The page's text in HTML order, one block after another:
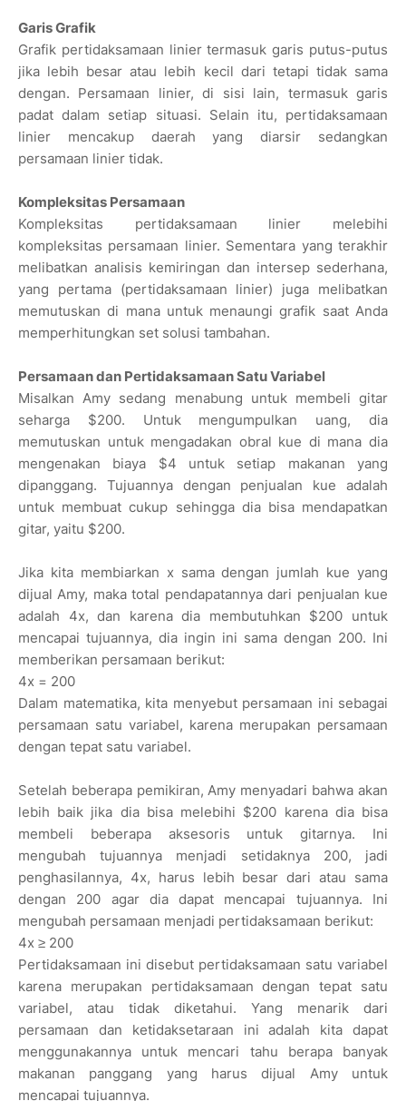
Garis Grafik
Grafik pertidaksamaan linier termasuk garis putus-putus
jika lebih besar atau lebih kecil dari tetapi tidak sama
dengan. Persamaan linier, di sisi lain, termasuk garis
padat dalam setiap situasi. Selain itu, pertidaksamaan
linier mencakup daerah yang diarsir sedangkan
persamaan linier tidak.
Kompleksitas Persamaan
Kompleksitas pertidaksamaan linier melebihi
kompleksitas persamaan linier. Sementara yang terakhir
melibatkan analisis kemiringan dan intersep sederhana,
yang pertama (pertidaksamaan linier) juga melibatkan
memutuskan di mana untuk menaungi grafik saat Anda
memperhitungkan set solusi tambahan.
Persamaan dan Pertidaksamaan Satu Variabel
Misalkan Amy sedang menabung untuk membeli gitar
seharga $200. Untuk mengumpulkan uang, dia
memutuskan untuk mengadakan obral kue di mana dia
mengenakan biaya $4 untuk setiap makanan yang
dipanggang. Tujuannya dengan penjualan kue adalah
untuk membuat cukup sehingga dia bisa mendapatkan
gitar, yaitu $200.
Jika kita membiarkan x sama dengan jumlah kue yang
dijual Amy, maka total pendapatannya dari penjualan kue
adalah 4x, dan karena dia membutuhkan $200 untuk
mencapai tujuannya, dia ingin ini sama dengan 200. Ini
memberikan persamaan berikut:
4x = 200
Dalam matematika, kita menyebut persamaan ini sebagai
persamaan satu variabel, karena merupakan persamaan
dengan tepat satu variabel.
Setelah beberapa pemikiran, Amy menyadari bahwa akan
lebih baik jika dia bisa melebihi $200 karena dia bisa
membeli beberapa aksesoris untuk gitarnya. Ini
mengubah tujuannya menjadi setidaknya 200, jadi
penghasilannya, 4x, harus lebih besar dari atau sama
dengan 200 agar dia dapat mencapai tujuannya. Ini
mengubah persamaan menjadi pertidaksamaan berikut:
4x ≥ 200
Pertidaksamaan ini disebut pertidaksamaan satu variabel
karena merupakan pertidaksamaan dengan tepat satu
variabel, atau tidak diketahui. Yang menarik dari
persamaan dan ketidaksetaraan ini adalah kita dapat
menggunakannya untuk mencari tahu berapa banyak
makanan panggang yang harus dijual Amy untuk
mencapai tujuannya.